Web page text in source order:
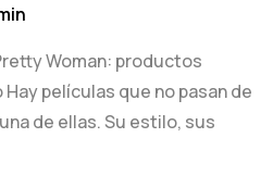
Woman: productos
películas que no pasan de
de ellas. Su estilo, sus